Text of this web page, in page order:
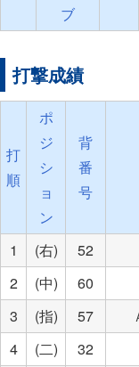
ブ
打撃成績
打
順
ポ
ジ
シ
ョ
ン
背
番
号
1 (右) 52
2
(中) 60
3
(指) 57
4
(二) 32